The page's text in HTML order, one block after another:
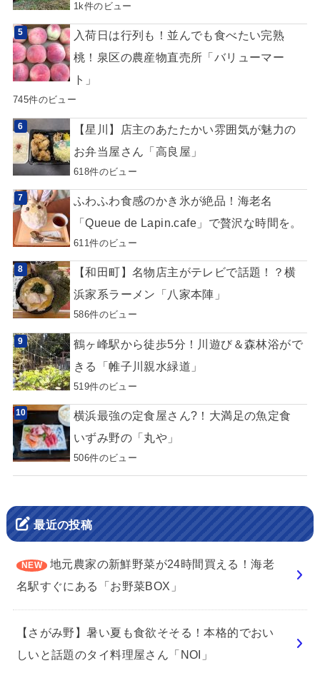
1k件のビュー
入荷日は行列も！並んでも食べたい完熟
桃！泉区の農産物直売所「バリューマー
ト」
745件のビュー
【星川】店主のあたたかい雰囲気が魅力の
お弁当屋さん「高良屋」
618件のビュー
ふわふわ食感のかき氷が絶品！海老名
「Queue de Lapin.cafe」で贅沢な時間を。
611件のビュー
【和田町】名物店主がテレビで話題！？横
浜家系ラーメン「八家本陣」
586件のビュー
鶴ヶ峰駅から徒歩5分！川遊び＆森林浴がで
きる「帷子川親水緑道」
519件のビュー
横浜最強の定食屋さん?！大満足の魚定食
いずみ野の「丸や」
506件のビュー
最近の投稿
地元農家の新鮮野菜が24時間買える！海老
名駅すぐにある「お野菜BOX」
【さがみ野】暑い夏も食欲そそる！本格的でおい
しいと話題のタイ料理屋さん「NOI」